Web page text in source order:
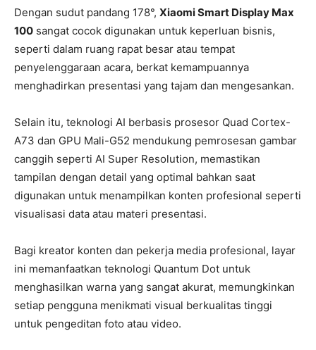
Dengan sudut pandang 178°, Xiaomi Smart Display Max
100 sangat cocok digunakan untuk keperluan bisnis,
seperti dalam ruang rapat besar atau tempat
penyelenggaraan acara, berkat kemampuannya
menghadirkan presentasi yang tajam dan mengesankan.
Selain itu, teknologi AI berbasis prosesor Quad Cortex-
A73 dan GPU Mali-G52 mendukung pemrosesan gambar
canggih seperti AI Super Resolution, memastikan
tampilan dengan detail yang optimal bahkan saat
digunakan untuk menampilkan konten profesional seperti
visualisasi data atau materi presentasi.
Bagi kreator konten dan pekerja media profesional, layar
ini memanfaatkan teknologi Quantum Dot untuk
menghasilkan warna yang sangat akurat, memungkinkan
setiap pengguna menikmati visual berkualitas tinggi
untuk pengeditan foto atau video.